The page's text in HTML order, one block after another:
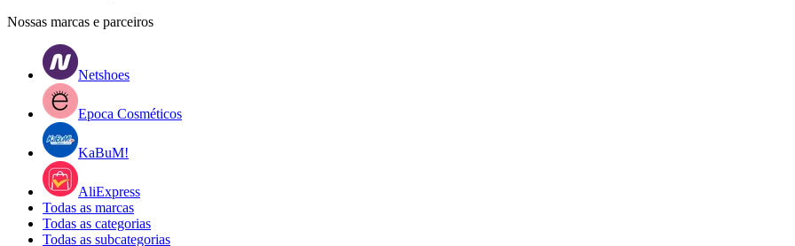
Nossas marcas e parceiros
Netshoes
Epoca Cosméticos
KaBuM!
AliExpress
Todas as marcas
Todas as categorias
Todas as subcategorias